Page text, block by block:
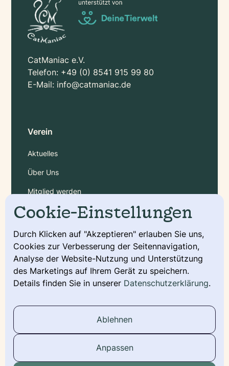
CatManiac e.V.
Telefon: +49 (0) 8541 915 99 80
E-Mail: info@catmaniac.de
Verein
Aktuelles
Über Uns
Mitglied werden
Gebühren
Service
Deckmeldung
Urkunde beantragen
Wurfmeldung
Social Media
Cookie-Einstellungen
Durch Klicken auf "Akzeptieren" erlauben Sie uns,
Cookies zur Verbesserung der Seitennavigation,
Analyse der Website-Nutzung und Unterstützung
des Marketings auf Ihrem Gerät zu speichern.
Details finden Sie in unserer Datenschutzerklärung.
Ablehnen
Anpassen